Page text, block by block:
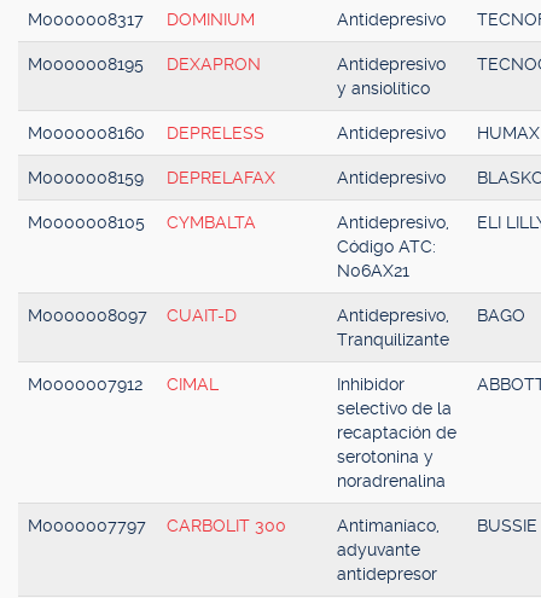
M0000008317 DOMINIUM Antidepresivo
M0000008195 DEXAPRON
Antidepresivo
y ansiolítico
M0000008160 DEPRELESS Antidepresivo HUMAX
M0000008159 DEPRELAFAX Antidepresivo
M0000008105 CYMBALTA
Antidepresivo,
Código ATC:
N06AX21
ELI
M0000008097 CUAIT-D
Antidepresivo,
Tranquilizante
BAGO
M0000007912 CIMAL
Inhibidor
selectivo de la
recaptación de
serotonina y
noradrenalina
M0000007797 CARBOLIT 300
Antimaníaco,
adyuvante
antidepresor
BUSSIE